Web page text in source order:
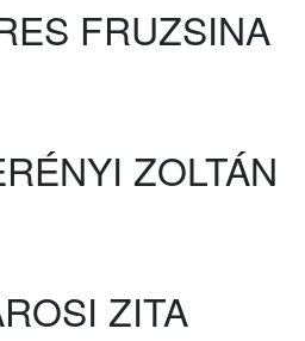
FRUZSINA
ZOLTÁN
ZITA